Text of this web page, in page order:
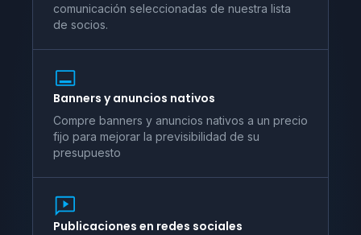
comunicación seleccionadas de nuestra lista
de socios.
Banners y anuncios nativos
Compre banners y anuncios nativos a un precio
fijo para mejorar la previsibilidad de su
presupuesto
Publicaciones en redes sociales